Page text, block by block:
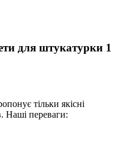
для штукатурки 1
тільки якісні
Наші переваги: